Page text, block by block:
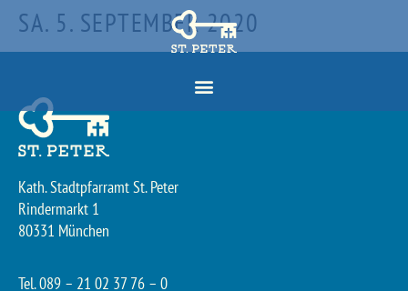
SA. 5. SEPTEMBER 2020
Kath. Stadtpfarramt St. Peter
Rindermarkt 1
80331 München
Tel. 089 – 21 02 37 76 – 0